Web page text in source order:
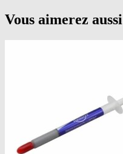
Vous aimerez aussi